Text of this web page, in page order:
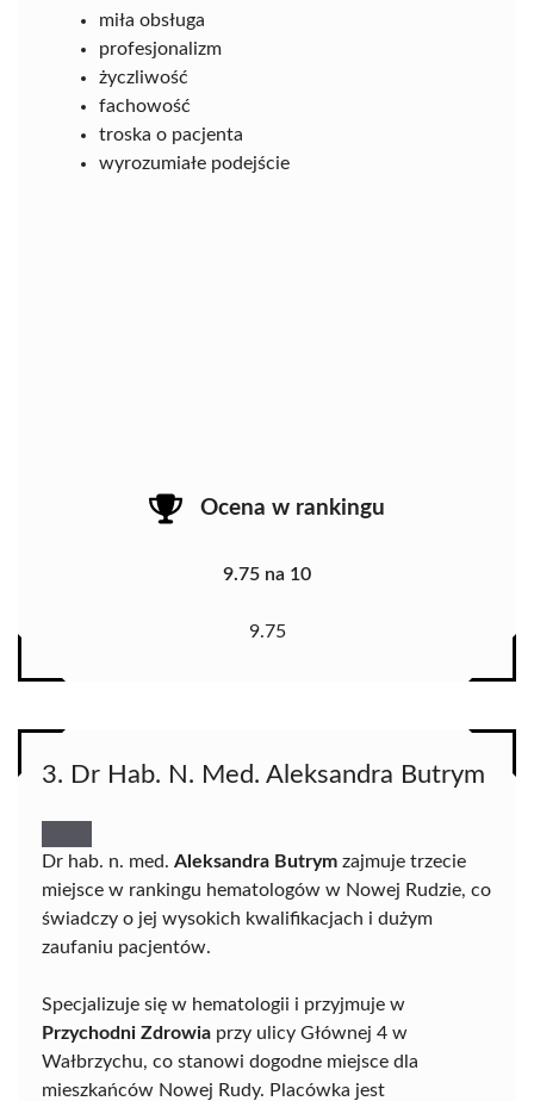
miła obsługa
profesjonalizm
życzliwość
fachowość
troska o pacjenta
wyrozumiałe podejście
Ocena w rankingu
9.75 na 10
9.75
3. Dr Hab. N. Med. Aleksandra Butrym
Dr hab. n. med. Aleksandra Butrym zajmuje trzecie
miejsce w rankingu hematologów w Nowej Rudzie, co
świadczy o jej wysokich kwalifikacjach i dużym
zaufaniu pacjentów.
Specjalizuje się w hematologii i przyjmuje w
Przychodni Zdrowia przy ulicy Głównej 4 w
Wałbrzychu, co stanowi dogodne miejsce dla
mieszkańców Nowej Rudy. Placówka jest